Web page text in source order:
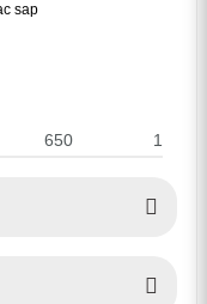
sap
650 1